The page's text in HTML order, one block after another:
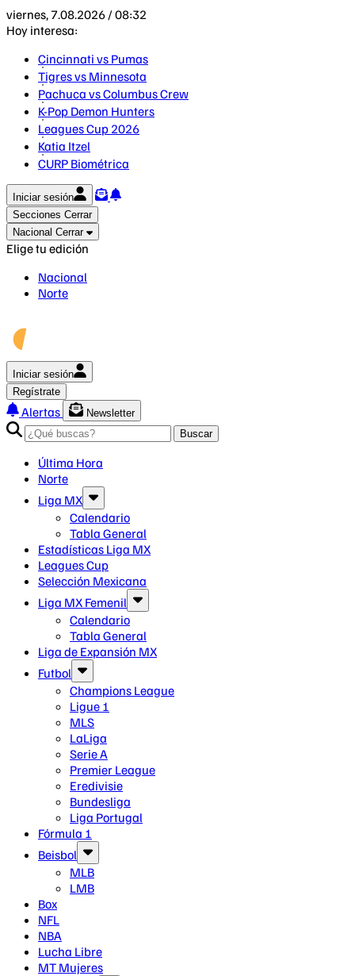
viernes, 7.08.2026 / 08:32
Hoy interesa:
Cincinnati vs Pumas
Tigres vs Minnesota
Pachuca vs Columbus Crew
K-Pop Demon Hunters
Leagues Cup 2026
Katia Itzel
CURP Biométrica
Iniciar sesión
Secciones Cerrar
Nacional Cerrar
Elige tu edición
Nacional
Norte
Iniciar sesión
Regístrate
Alertas
Newsletter
Buscar
Última Hora
Norte
Liga MX
Calendario
Tabla General
Estadísticas Liga MX
Leagues Cup
Selección Mexicana
Liga MX Femenil
Calendario
Tabla General
Liga de Expansión MX
Futbol
Champions League
Ligue 1
MLS
LaLiga
Serie A
Premier League
Eredivisie
Bundesliga
Liga Portugal
Fórmula 1
Beisbol
MLB
LMB
Box
NFL
NBA
Lucha Libre
MT Mujeres